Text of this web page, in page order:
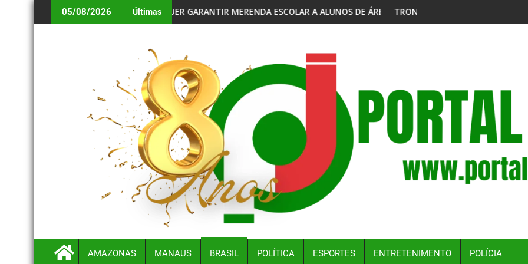
05/08/2026 Últimas
AGUARDAM NORMALIZAÇÃO DO ABASTECIMENTO
MPF QUER GARANTIR MERENDA ESCOLAR A ALUNOS DE ÁREAS MAIS VULNERÁVEISTRONCO DE ÁRVORE ATINGE IDOSO EM CASO REGISTRADO NA
AMAZONAS MANAUS BRASIL POLÍTICA ESPORTES ENTRETENIMENTO POLÍCIA